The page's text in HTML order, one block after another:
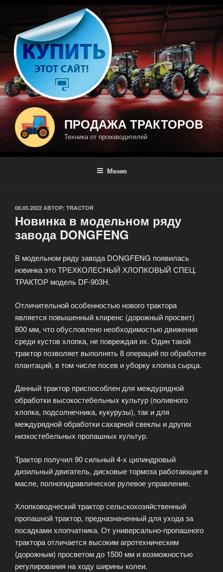
содержимому
ПРОДАЖА ТРАКТОРОВ
Техника от производителей
Меню
ОПУБЛИКОВАНО
08.05.2022 АВТОР: TRACTOR
Новинка в модельном ряду
завода DONGFENG
В модельном ряду завода DONGFENG появилась
новинка это ТРЕХКОЛЕСНЫЙ ХЛОПКОВЫЙ СПЕЦ.
ТРАКТОР модель DF-903H.
Отличительной особенностью нового трактора
является повышенный клиренс (дорожный просвет)
800 мм, что обусловлено необходимостью движения
среди кустов хлопка, не повреждая их. Один такой
трактор позволяет выполнять 8 операций по обработке
плантаций, в том числе посев и уборку хлопка сырца.
Данный трактор приспособлен для междурядной
обработки высокостебельных культур (поливного
хлопка, подсолнечника, кукурузы), так и для
междурядной обработки сахарной свеклы и других
низкостебельных пропашных культур.
Трактор получил 90 сильный 4-х цилиндровый
дизильный двигатель, дисковые тормоза работающие в
масле, полногидравлическое рулевое управление.
Хлопководческий трактор сельскохозяйственный
пропашной трактор, предназначенный для ухода за
посадками хлопчатника. От универсально-пропашного
трактора отличается высоким агротехническим
(дорожным) просветом до 1500 мм и возможностью
регулирования на ходу ширины колеи.